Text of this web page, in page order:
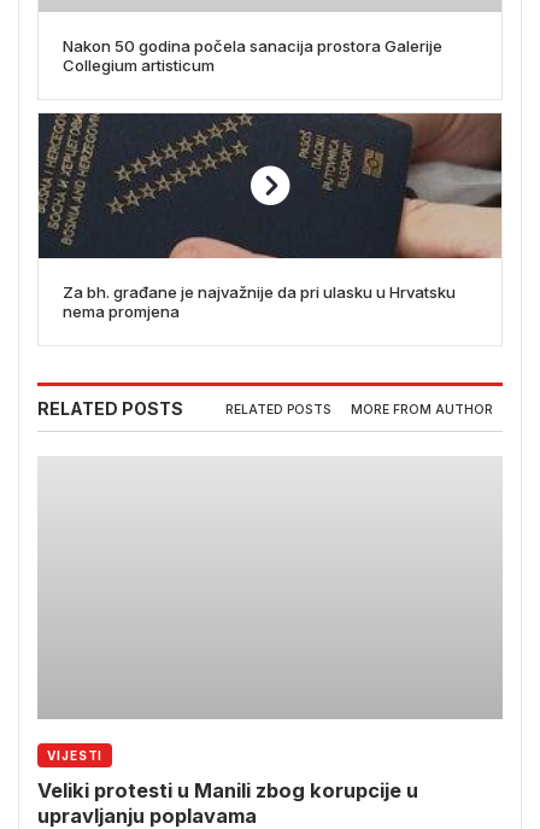
Nakon 50 godina počela sanacija prostora Galerije
Collegium artisticum
Za bh. građane je najvažnije da pri ulasku u Hrvatsku
nema promjena
RELATED POSTS RELATED POSTS MORE FROM AUTHOR
VIJESTI
Veliki protesti u Manili zbog korupcije u
upravljanju poplavama